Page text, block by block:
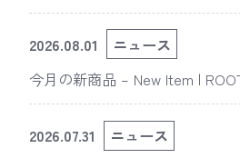
2026.08.01
ニュース
今月の新商品 – New Item |
2026.07.31
ニュース